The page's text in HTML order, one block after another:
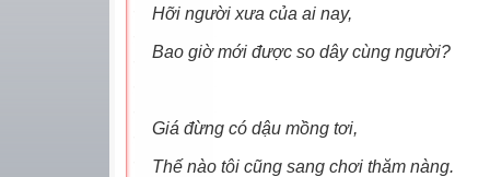
Hỡi người xưa của ai nay,
Bao giờ mới được so dây cùng người?
Giá đừng có dậu mồng tơi,
Thế nào tôi cũng sang chơi thăm nàng.